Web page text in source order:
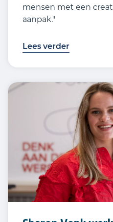
mensen met een
aanpak."
Lees verder